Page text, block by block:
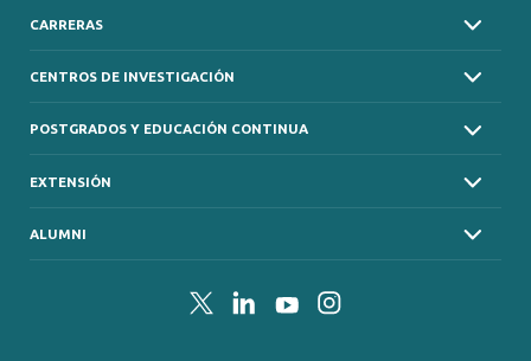
CARRERAS
CENTROS DE INVESTIGACIÓN
POSTGRADOS Y EDUCACIÓN CONTINUA
EXTENSIÓN
ALUMNI
TwitterLinkedInYouTubeInstagram